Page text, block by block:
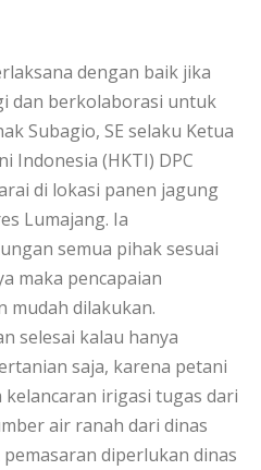
dengan baik jika
dan berkolaborasi untuk
Subagio, SE selaku Ketua
Indonesia (HKTI) DPC
di lokasi panen jagung
Lumajang. Ia
semua pihak sesuai
maka pencapaian
mudah dilakukan.
selesai kalau hanya
saja, karena petani
irigasi tugas dari
air ranah dari dinas
diperlukan dinas